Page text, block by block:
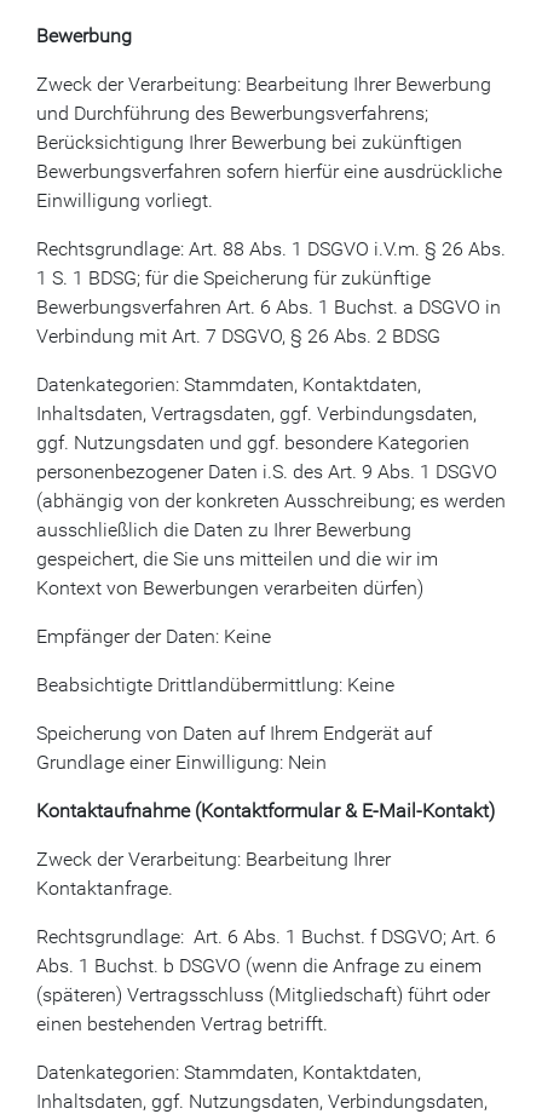
Bewerbung
Zweck der Verarbeitung: Bearbeitung Ihrer Bewerbung
und Durchführung des Bewerbungsverfahrens;
Berücksichtigung Ihrer Bewerbung bei zukünftigen
Bewerbungsverfahren sofern hierfür eine ausdrückliche
Einwilligung vorliegt.
Rechtsgrundlage: Art. 88 Abs. 1 DSGVO i.V.m. § 26 Abs.
1 S. 1 BDSG; für die Speicherung für zukünftige
Bewerbungsverfahren Art. 6 Abs. 1 Buchst. a DSGVO in
Verbindung mit Art. 7 DSGVO, § 26 Abs. 2 BDSG
Datenkategorien: Stammdaten, Kontaktdaten,
Inhaltsdaten, Vertragsdaten, ggf. Verbindungsdaten,
ggf. Nutzungsdaten und ggf. besondere Kategorien
personenbezogener Daten i.S. des Art. 9 Abs. 1 DSGVO
(abhängig von der konkreten Ausschreibung; es werden
ausschließlich die Daten zu Ihrer Bewerbung
gespeichert, die Sie uns mitteilen und die wir im
Kontext von Bewerbungen verarbeiten dürfen)
Empfänger der Daten: Keine
Beabsichtigte Drittlandübermittlung: Keine
Speicherung von Daten auf Ihrem Endgerät auf
Grundlage einer Einwilligung: Nein
Kontaktaufnahme (Kontaktformular & E-Mail-Kontakt)
Zweck der Verarbeitung: Bearbeitung Ihrer
Kontaktanfrage.
Rechtsgrundlage: Art. 6 Abs. 1 Buchst. f DSGVO; Art. 6
Abs. 1 Buchst. b DSGVO (wenn die Anfrage zu einem
(späteren) Vertragsschluss (Mitgliedschaft) führt oder
einen bestehenden Vertrag betrifft.
Datenkategorien: Stammdaten, Kontaktdaten,
Inhaltsdaten, ggf. Nutzungsdaten, Verbindungsdaten,